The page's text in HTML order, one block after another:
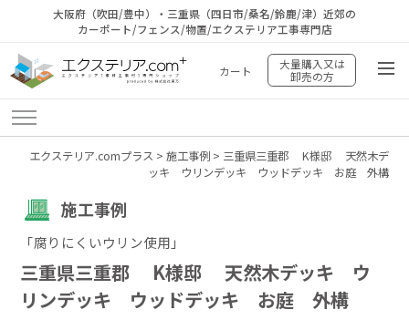
大阪府（吹田/豊中）・三重県（四日市/桑名/鈴鹿/津）近郊の
カーポート/フェンス/物置/エクステリア工事専門店
カート
大量購入又は
卸売の方
エクステリア.comプラス > 施工事例> 三重県三重郡 K様邸 天然木デ
ッキ ウリンデッキ ウッドデッキ お庭 外構
施工事例
「腐りにくいウリン使用」
三重県三重郡 K様邸 天然木デッキ ウ
リンデッキ ウッドデッキ お庭 外構